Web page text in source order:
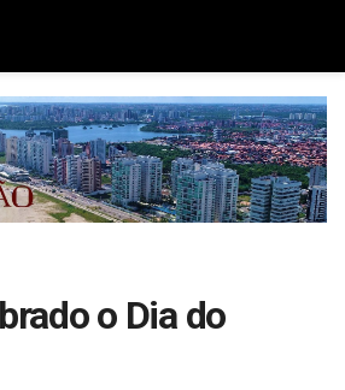
o Dia do